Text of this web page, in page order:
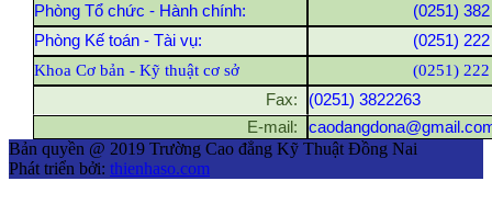
Phòng Tổ chức - Hành chính:
(0251)
Phòng Kế toán - Tài vụ:
(0251)
Khoa Cơ bản - Kỹ thuật cơ sở
(0251)
Fax:
(0251) 3822263
E-mail:
Bản quyền @ 2019 Trường Cao đẳng Kỹ Thuật Đồng Nai
Phát triển bởi: thienhaso.com